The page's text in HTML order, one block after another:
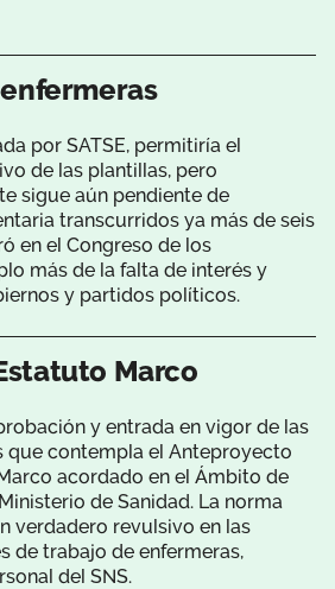
por SATSE, permitiría el
de las plantillas, pero
sigue aún pendiente de
transcurridos ya más de seis
en el Congreso de los
más de la falta de interés y
y partidos políticos.
Marco
y entrada en vigor de las
que contempla el Anteproyecto
acordado en el Ámbito de
de Sanidad. La norma
verdadero revulsivo en las
de trabajo de enfermeras,
del SNS.